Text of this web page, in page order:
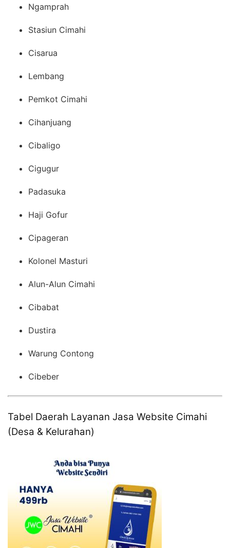
Ngamprah
Stasiun Cimahi
Cisarua
Lembang
Pemkot Cimahi
Cihanjuang
Cibaligo
Cigugur
Padasuka
Haji Gofur
Cipageran
Kolonel Masturi
Alun-Alun Cimahi
Cibabat
Dustira
Warung Contong
Cibeber
Tabel Daerah Layanan Jasa Website Cimahi
(Desa & Kelurahan)